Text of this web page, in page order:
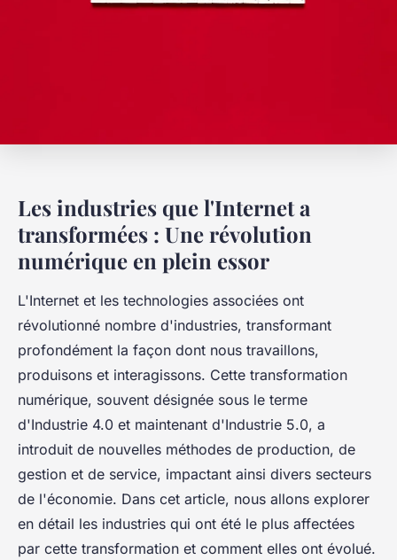
Les industries que l'Internet a
transformées : Une révolution
numérique en plein essor
L'Internet et les technologies associées ont
révolutionné nombre d'industries, transformant
profondément la façon dont nous travaillons,
produisons et interagissons. Cette transformation
numérique, souvent désignée sous le terme
d'Industrie 4.0 et maintenant d'Industrie 5.0, a
introduit de nouvelles méthodes de production, de
gestion et de service, impactant ainsi divers secteurs
de l'économie. Dans cet article, nous allons explorer
en détail les industries qui ont été le plus affectées
par cette transformation et comment elles ont évolué.